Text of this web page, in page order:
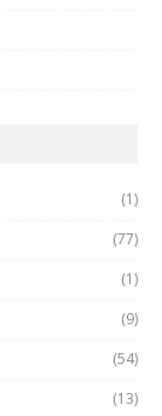
(1)
(77)
(1)
(9)
(54)
(13)